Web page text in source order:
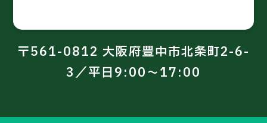
〒561-0812 大阪府豊中市北条町2-6-
3／平日9:00～17:00